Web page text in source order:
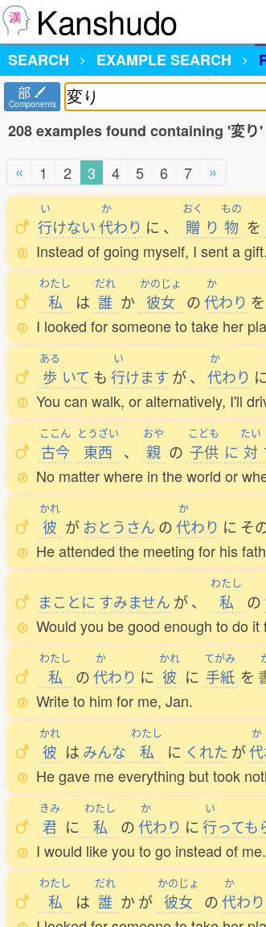
Kanshudo
SEARCH
EXAMPLE SEARCH
部
Components
208 examples found containing '変
«
1 2 3 4 5 6 7 »
い
行けない
か
代わり に 、
おく
贈 り
もの
物 を
Instead of going myself, I sent a gift.
わたし
私 は
だれ
誰 か
かのじょ
彼女 の
か
代わり を
I looked for someone to take her
ある
歩 いて も
い
行けます が、
か
代わり
You can walk, or alternatively, I'll
ここん
古今
とうざい
東西 、
おや
親 の
こども
子供 に
たい
対
No matter where in the world or
かれ
彼 が おとうさん の
か
代わり に そ
He attended the meeting for his
まことに すみません が、
わたし
私 の
Would you be good enough to do it
わたし
私 の
か
代わり に
かれ
彼 に
てがみ
手紙 を
Write to him for me, Jan.
かれ
彼 は みんな
わたし
私 に くれた が
か
代
He gave me everything but took
きみ
君 に
わたし
私 の
か
代わり に
い
行っても
I would like you to go instead of me.
わたし
私 は
だれ
誰 か が
かのじょ
彼女 の
か
代わり